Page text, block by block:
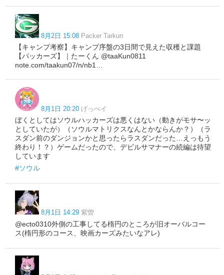
8月2日 15:08 Packer Tarkun
【キャンプ考察】キャンプ序盤の3日間で見えた収穫と課題
【パッカーズ】｜たーくん @taaKun0811
note.com/taakun07/n/nb1…
8月1日 20:20 げっぺイ
ぼくとしてはソウルハッカーズは悪くはない（動きがモサ〜ッ
としていたが）（ソウルマトリクスなんとかならんか？）（ラ
スダン前のダンジョンかと思ったらラスダンだった…えっもう
終わり！？）ゲームだったので、デビルサマナーの続編は待望
しています
#ソウル
8月1日 14:29 紫曽
@ecto0310外側の工事してる楕円のところが旧オーバルコー
ス(楕円形のコース、映画カーズみたいなアレ)